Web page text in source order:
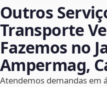
Outros
Transporte
Fazemos no
Ampermag,
Atendemos demandas em